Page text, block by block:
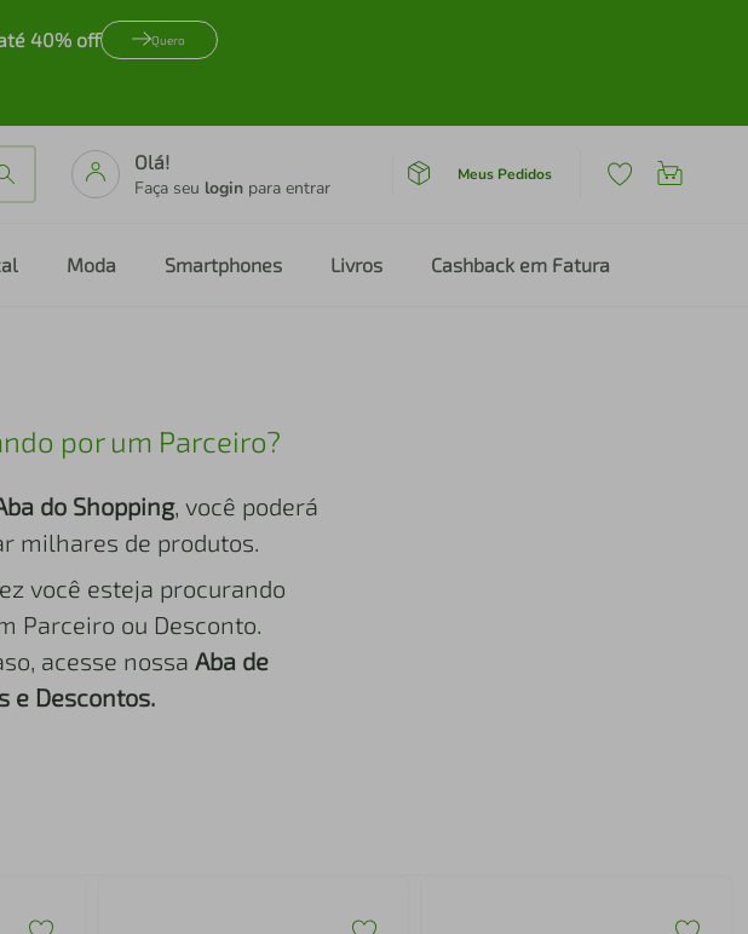
40% off Quero
Olá!
Faça seu login para entrar
Meus Pedidos
Moda Smartphones Livros Cashback em Fatura
por um Parceiro?
do Shopping, você poderá
milhares de produtos.
você esteja procurando
Parceiro ou Desconto.
acesse nossa Aba de
e Descontos.